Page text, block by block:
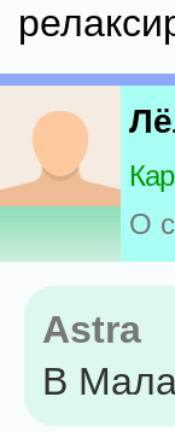
О
Astra
В